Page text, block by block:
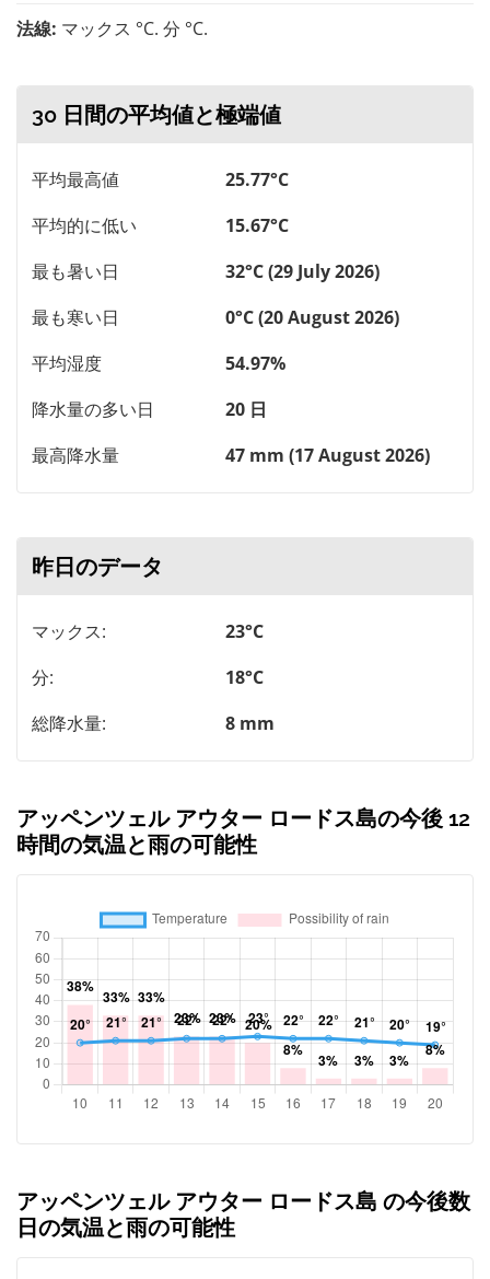
法線: マックス °C. 分 °C.
30 日間の平均値と極端値
平均最高値
25.77°C
平均的に低い
15.67°C
最も暑い日
32°C (29 July 2026)
最も寒い日
0°C (20 August 2026)
平均湿度
54.97%
降水量の多い日
20 日
最高降水量
47 mm (17 August 2026)
昨日のデータ
マックス:
23°C
分:
18°C
総降水量:
8 mm
アッペンツェル アウター ロードス島の今後 12
時間の気温と雨の可能性
アッペンツェル アウター ロードス島 の今後数
日の気温と雨の可能性